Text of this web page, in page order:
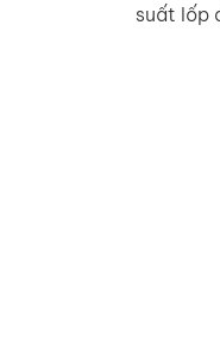
suất lốp